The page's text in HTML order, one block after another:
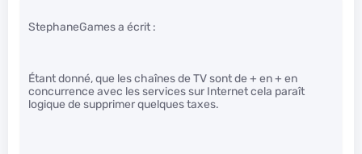
StephaneGames a écrit :
Étant donné, que les chaînes de TV sont de + en + en
concurrence avec les services sur Internet cela paraît
logique de supprimer quelques taxes.